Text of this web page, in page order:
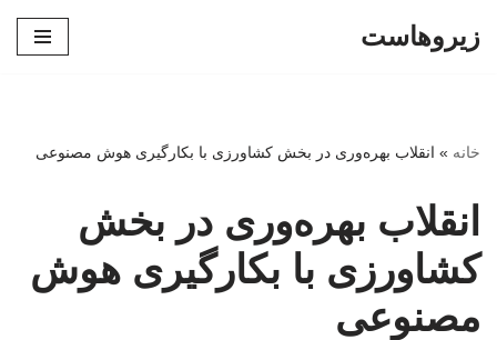
زیروهاست
خانه » انقلاب بهره‌وری در بخش کشاورزی با بکارگیری هوش مصنوعی
انقلاب بهره‌وری در بخش
کشاورزی با بکارگیری هوش
مصنوعی